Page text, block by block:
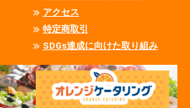
アクセス
特定商取引
SDGs達成に向けた取り組み